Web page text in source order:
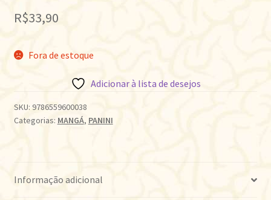
R$33,90
Fora de estoque
Adicionar à lista de desejos
SKU: 9786559600038
Categorias: MANGÁ, PANINI
Informação adicional